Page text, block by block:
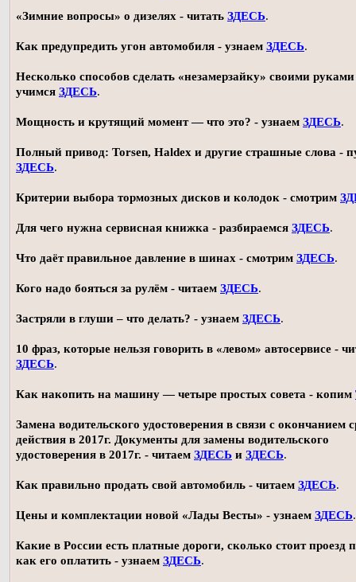
«Зимние вопросы» о дизелях - читать ЗДЕСЬ.
Как предупредить угон автомобиля - узнаем ЗДЕСЬ.
Несколько способов сделать «незамерзайку» своими
учимся ЗДЕСЬ.
Мощность и крутящий момент — что это? - узнаем ЗДЕСЬ.
Полный привод: Torsen, Haldex и другие страшные слова -
ЗДЕСЬ.
Критерии выбора тормозных дисков и колодок - смотрим
Для чего нужна сервисная книжка - разбираемся ЗДЕСЬ.
Что даёт правильное давление в шинах - смотрим ЗДЕСЬ.
Кого надо бояться за рулём - читаем ЗДЕСЬ.
Застряли в глуши – что делать? - узнаем ЗДЕСЬ.
10 фраз, которые нельзя говорить в «левом» автосервисе -
ЗДЕСЬ.
Как накопить на машину — четыре простых совета - копим
Замена водительского удостоверения в связи с окончанием
действия в 2017г. Документы для замены водительского
удостоверения в 2017г. - читаем ЗДЕСЬ и ЗДЕСЬ.
Как правильно продать свой автомобиль - читаем ЗДЕСЬ.
Цены и комплектации новой «Лады Весты» - узнаем ЗДЕСЬ.
Какие в России есть платные дороги, сколько стоит проезд
как его оплатить - узнаем ЗДЕСЬ.